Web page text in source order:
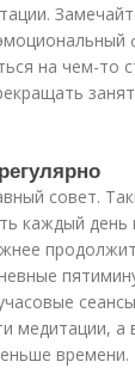
на чем-то
совет.
каждый день
медитации, а
времени.